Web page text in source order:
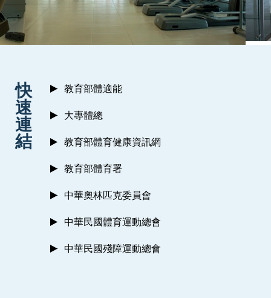
快
速
連
結
教育部體適能
大專體總
教育部體育健康資訊網
教育部體育署
中華奧林匹克委員會
中華民國體育運動總會
中華民國殘障運動總會